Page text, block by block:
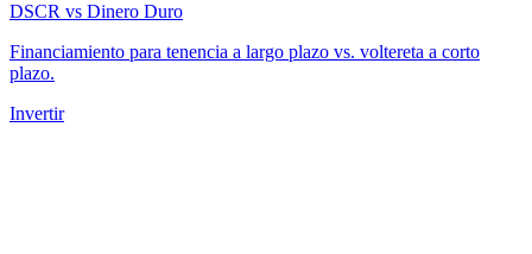
DSCR vs Dinero Duro
Financiamiento para tenencia a largo plazo vs. voltereta a corto
plazo.
Invertir